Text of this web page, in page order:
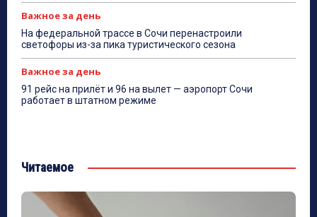
Важное за день
На федеральной трассе в Сочи перенастроили
светофоры из-за пика туристического сезона
Важное за день
91 рейс на прилёт и 96 на вылет — аэропорт Сочи
работает в штатном режиме
Читаемое